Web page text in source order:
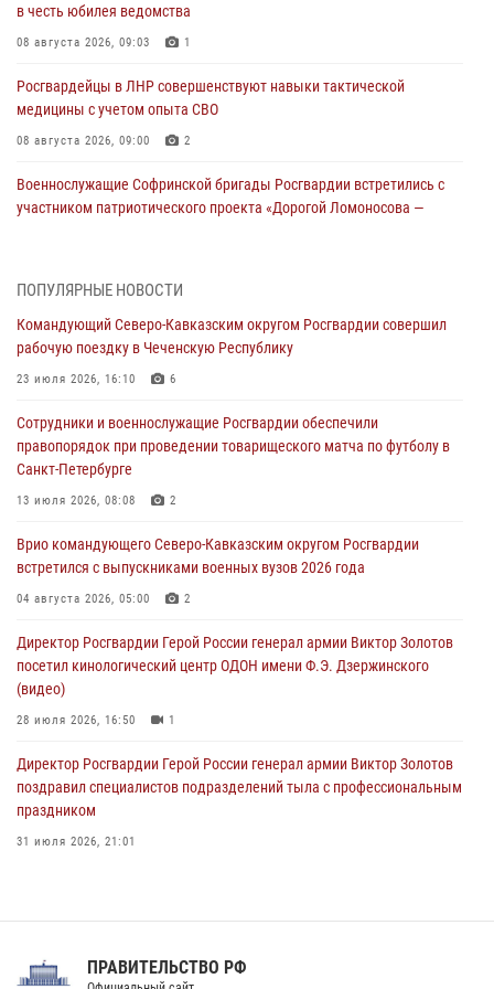
в честь юбилея ведомства
08 августа 2026, 09:03 1
Росгвардейцы в ЛНР совершенствуют навыки тактической
медицины с учетом опыта СВО
08 августа 2026, 09:00 2
Военнослужащие Софринской бригады Росгвардии встретились с
участником патриотического проекта «Дорогой Ломоносова —
настольному теннису ко Дню физкультурника
08 августа 2026, 07:00
исполнилось 20 лет
08 августа 2026, 07:00
Росгвардейцы обеспечили безопасность «Поезда Победы» в
08 августа 2026, 07:00
В Москве росгвардейцы оказали помощь медикам и девушке с
08 августа 2026, 06:32 1
ПОПУЛЯРНЫЕ НОВОСТИ
Командующий Северо-Кавказским округом Росгвардии совершил
рабочую поездку в Чеченскую Республику
23 июля 2026, 16:10 6
Сотрудники и военнослужащие Росгвардии обеспечили
правопорядок при проведении товарищеского матча по футболу в
Санкт-Петербурге
13 июля 2026, 08:08 2
Врио командующего Северо-Кавказским округом Росгвардии
встретился с выпускниками военных вузов 2026 года
04 августа 2026, 05:00 2
Директор Росгвардии Герой России генерал армии Виктор Золотов
посетил кинологический центр ОДОН имени Ф.Э. Дзержинского
(видео)
28 июля 2026, 16:50 1
Директор Росгвардии Герой России генерал армии Виктор Золотов
поздравил специалистов подразделений тыла с профессиональным
праздником
31 июля 2026, 21:01
Праздник «Один день с Росгвардией» к 105-летию Центрального
ПРАВИТЕЛЬСТВО РФ